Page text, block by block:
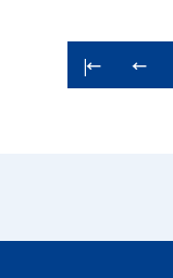
|← ←